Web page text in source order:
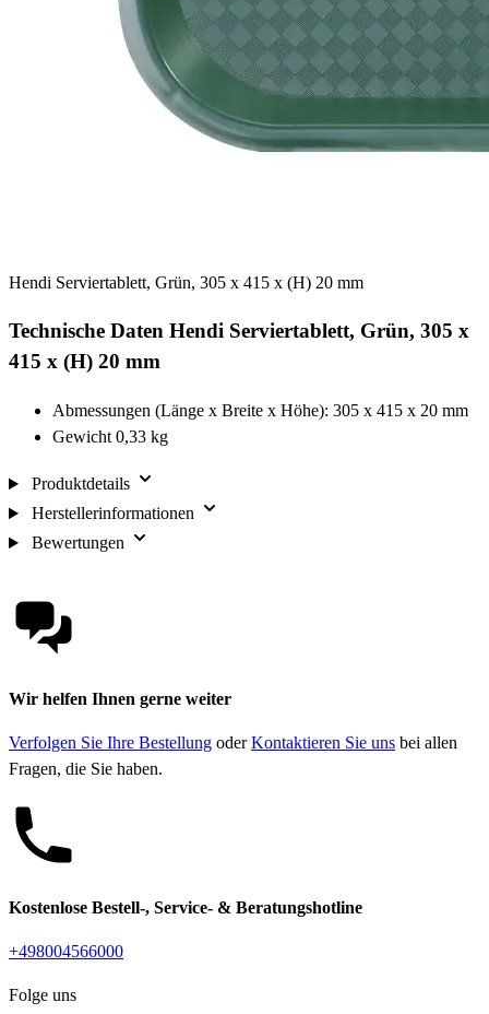
Hendi Serviertablett, Grün, 305 x 415 x (H) 20 mm
Technische Daten Hendi Serviertablett, Grün, 305 x
415 x (H) 20 mm
Abmessungen (Länge x Breite x Höhe): 305 x 415 x 20 mm
Gewicht 0,33 kg
Produktdetails
Herstellerinformationen
Bewertungen
Wir helfen Ihnen gerne weiter
Verfolgen Sie Ihre Bestellung oderKontaktieren Sie uns bei allen
Fragen, die Sie haben.
Kostenlose Bestell-, Service- & Beratungshotline
+498004566000
Folge uns